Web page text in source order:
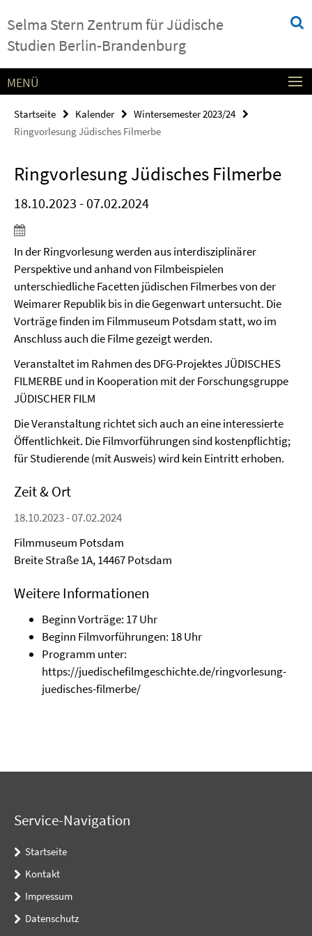
direkt
zu
Selma Stern Zentrum für Jüdische
Studien Berlin-Brandenburg
Service-
Navigation
MENÜ
Startseite Kalender
Wintersemester 2023/24
Ringvorlesung Jüdisches Filmerbe
Ringvorlesung Jüdisches Filmerbe
18.10.2023 - 07.02.2024
In der Ringvorlesung werden aus interdisziplinärer
Perspektive und anhand von Filmbeispielen
unterschiedliche Facetten jüdischen Filmerbes von der
Weimarer Republik bis in die Gegenwart untersucht. Die
Vorträge finden im Filmmuseum Potsdam statt, wo im
Anschluss auch die Filme gezeigt werden.
Veranstaltet im Rahmen des DFG-Projektes JÜDISCHES
FILMERBE und in Kooperation mit der Forschungsgruppe
JÜDISCHER FILM
Die Veranstaltung richtet sich auch an eine interessierte
Öffentlichkeit. Die Filmvorführungen sind kostenpflichtig;
für Studierende (mit Ausweis) wird kein Eintritt erhoben.
Zeit & Ort
18.10.2023 - 07.02.2024
Filmmuseum Potsdam
Breite Straße 1A, 14467 Potsdam
Weitere Informationen
Beginn Vorträge: 17 Uhr
Beginn Filmvorführungen: 18 Uhr
Programm unter:
https://juedischefilmgeschichte.de/ringvorlesung-
juedisches-filmerbe/
Service-Navigation
Startseite
Kontakt
Impressum
Datenschutz